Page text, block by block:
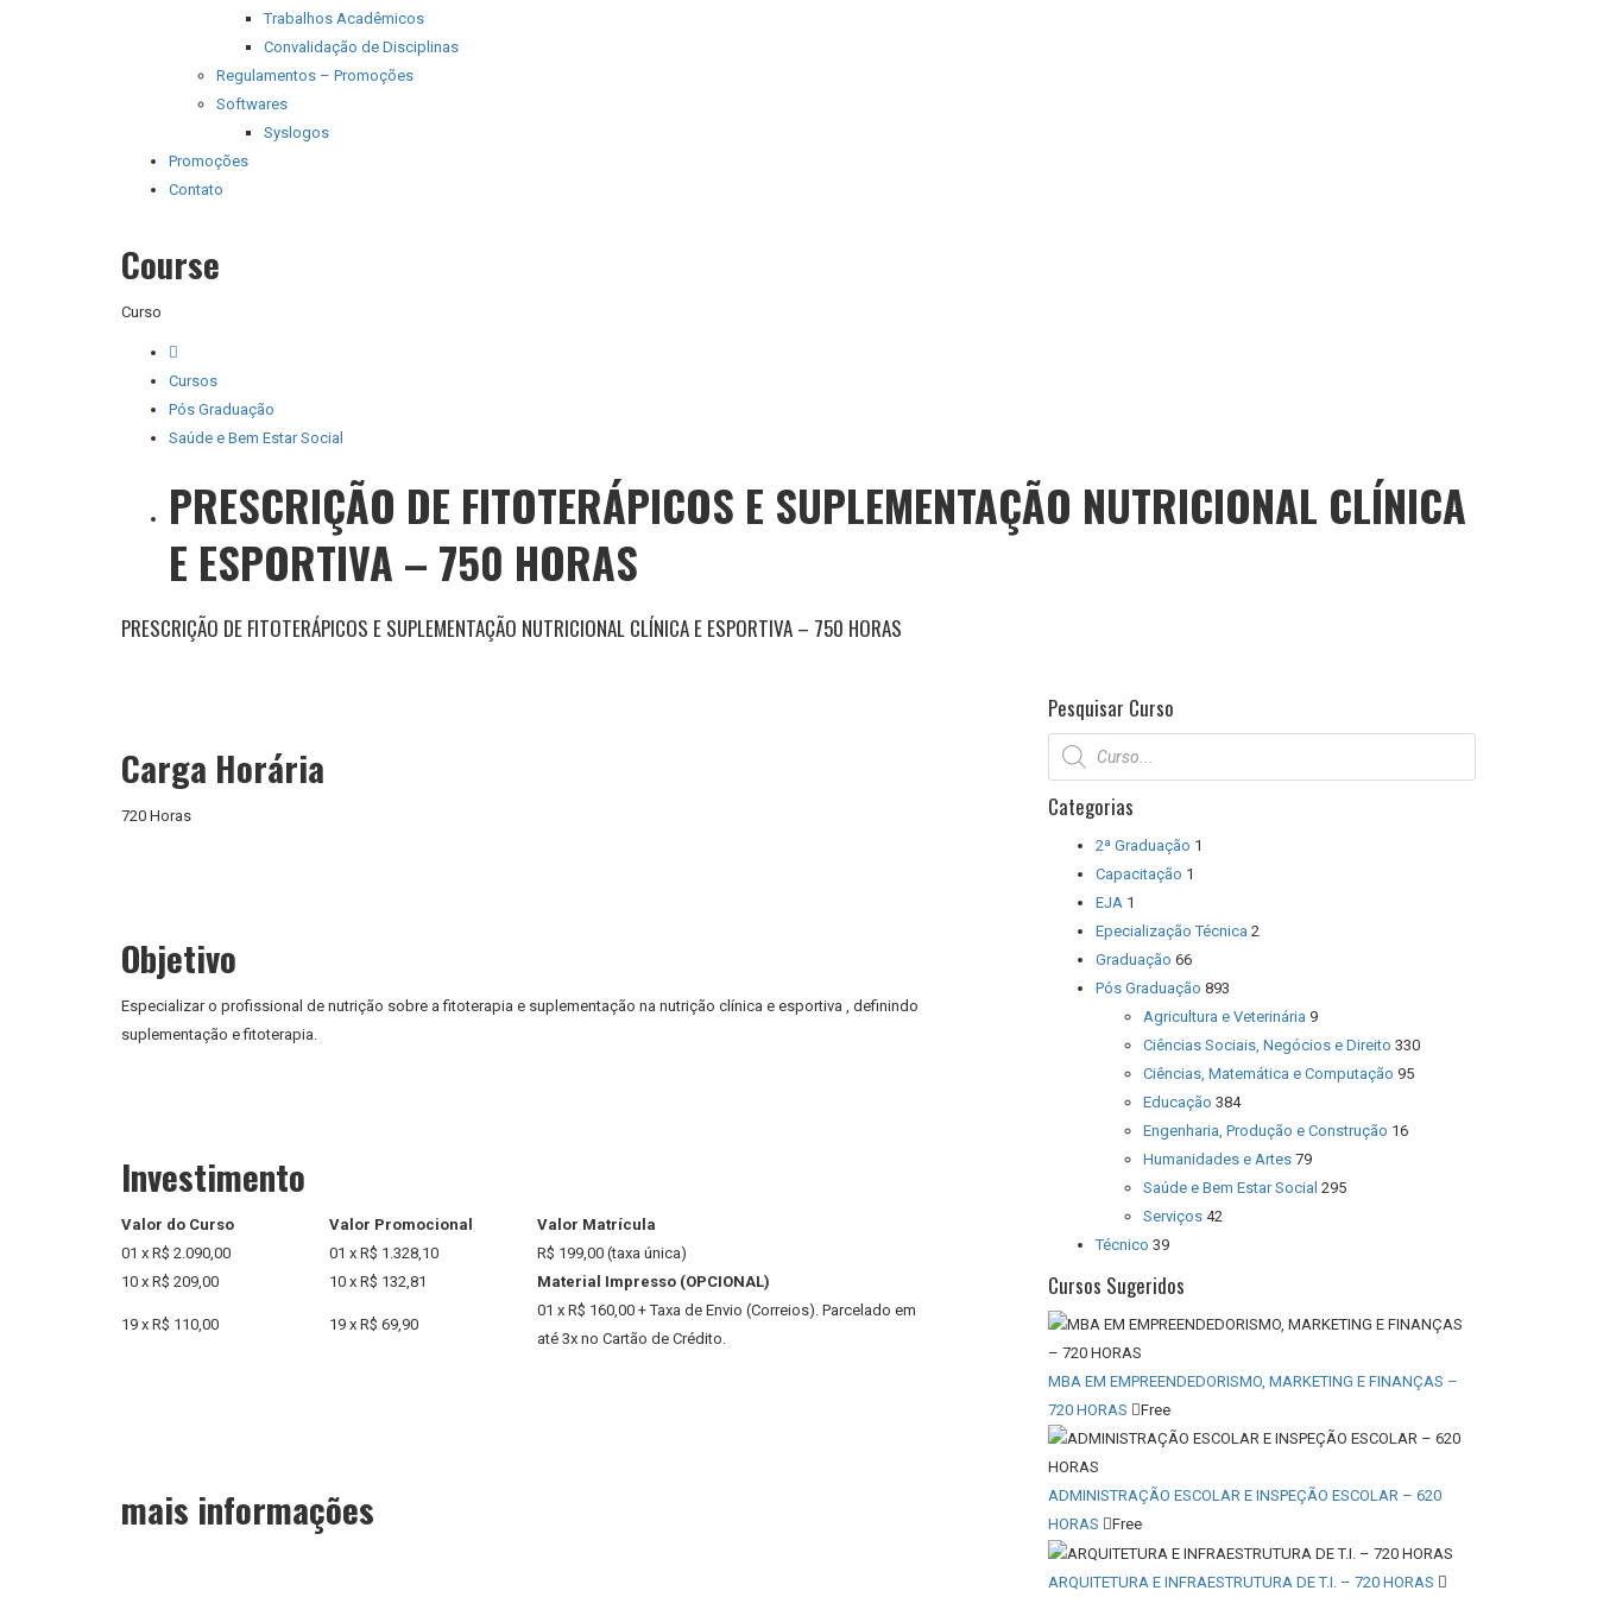
Trabalhos Acadêmicos
Convalidação de Disciplinas
Regulamentos – Promoções
Softwares
Syslogos
Promoções
Contato
Course
Curso
Cursos
Pós Graduação
Saúde e Bem Estar Social
PRESCRIÇÃO DE FITOTERÁPICOS E SUPLEMENTAÇÃO NUTRICIONAL CLÍNICA
E ESPORTIVA – 750 HORAS
PRESCRIÇÃO DE FITOTERÁPICOS E SUPLEMENTAÇÃO NUTRICIONAL CLÍNICA E ESPORTIVA – 750 HORAS
Carga Horária
720 Horas
Objetivo
Especializar o profissional de nutrição sobre a fitoterapia e suplementação na nutrição clínica e esportiva , definindo
suplementação e fitoterapia.
Investimento
Valor do Curso Valor Promocional
Valor Matrícula
01 x R$ 2.090,00
01 x R$ 1.328,10
R$ 199,00 (taxa única)
10 x R$ 209,00
10 x R$ 132,81 Material Impresso (OPCIONAL)
19 x R$ 110,00 19 x R$ 69,90
01 x R$ 160,00 + Taxa de Envio (Correios). Parcelado em
até 3x no Cartão de Crédito.
mais informações
Pesquisar Curso
Pesquisar
produtos
Categorias
2ª Graduação 1
Capacitação 1
EJA 1
Epecialização Técnica 2
Graduação 66
Pós Graduação 893
Agricultura e Veterinária 9
Ciências Sociais, Negócios e Direito 330
Ciências, Matemática e Computação 95
Educação 384
Engenharia, Produção e Construção 16
Humanidades e Artes 79
Saúde e Bem Estar Social 295
Serviços 42
Técnico 39
Cursos Sugeridos
MBA EM EMPREENDEDORISMO, MARKETING E FINANÇAS –
720 HORAS
Free
ADMINISTRAÇÃO ESCOLAR E INSPEÇÃO ESCOLAR – 620
HORAS
Free
ARQUITETURA E INFRAESTRUTURA DE T.I. – 720 HORAS